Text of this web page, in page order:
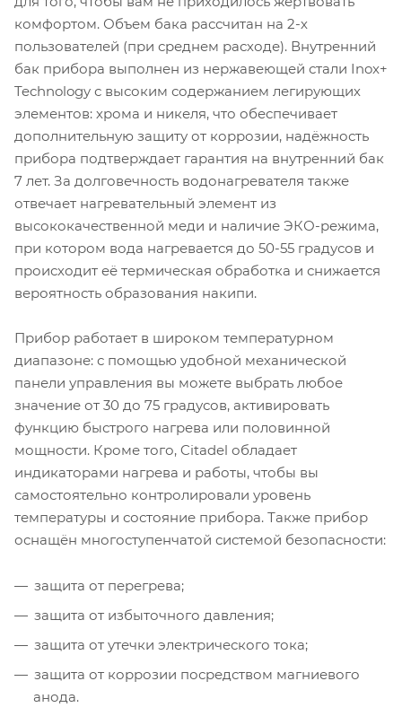
комфортом. Объем бака рассчитан на 2-х
пользователей (при среднем расходе). Внутренний
бак прибора выполнен из нержавеющей стали Inox+
Technology с высоким содержанием легирующих
элементов: хрома и никеля, что обеспечивает
дополнительную защиту от коррозии, надёжность
прибора подтверждает гарантия на внутренний бак
7 лет. За долговечность водонагревателя также
отвечает нагревательный элемент из
высококачественной меди и наличие ЭКО-режима,
при котором вода нагревается до 50-55 градусов и
происходит её термическая обработка и снижается
вероятность образования накипи.
Прибор работает в широком температурном
диапазоне: с помощью удобной механической
панели управления вы можете выбрать любое
значение от 30 до 75 градусов, активировать
функцию быстрого нагрева или половинной
мощности. Кроме того, Citadel обладает
индикаторами нагрева и работы, чтобы вы
самостоятельно контролировали уровень
температуры и состояние прибора. Также прибор
оснащён многоступенчатой системой безопасности:
защита от перегрева;
защита от избыточного давления;
защита от утечки электрического тока;
защита от коррозии посредством магниевого
анода.